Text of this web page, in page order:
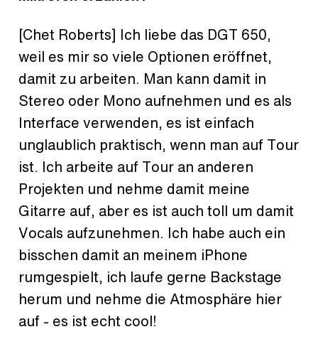
[Chet Roberts] Ich liebe das DGT 650,
weil es mir so viele Optionen eröffnet,
damit zu arbeiten. Man kann damit in
Stereo oder Mono aufnehmen und es als
Interface verwenden, es ist einfach
unglaublich praktisch, wenn man auf Tour
ist. Ich arbeite auf Tour an anderen
Projekten und nehme damit meine
Gitarre auf, aber es ist auch toll um damit
Vocals aufzunehmen. Ich habe auch ein
bisschen damit an meinem iPhone
rumgespielt, ich laufe gerne Backstage
herum und nehme die Atmosphäre hier
auf - es ist echt cool!